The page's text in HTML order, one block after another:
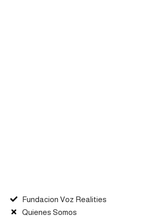
Fundacion Voz Realities
Quienes Somos